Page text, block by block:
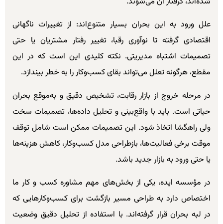
علل ورود به این بحران بسیار متنوع‌اند: از تغییرات ناگهانی
اقتصادی گرفته تا نوآوری رقبا، تغییر رفتار مشتریان یا حتی
تصمیمات اشتباه مدیریتی. نکته کلیدی این است که در این
مقطع، هرگونه تعلل می‌تواند بقای کسب‌وکار را به خطر بیندازد.
در مرحله خروج از بازار رقابت، تشخیص دقیق و به‌موقع بحران
حیاتی است. باید با واقع‌بینی و تحلیل داده‌ها، تصمیمات سخت
ولی راهگشا اتخاذ شود. این تصمیمات ممکن است شامل توقف
موقت برخی فعالیت‌ها، بازطراحی مدل کسب‌وکار، کاهش هزینه‌ها
یا حتی ورود به بازار جدید باشد.
در مؤسسه ایده، یکی از بخش‌های مهم مشاوره کسب و کار ما
اختصاص دارد به طراحی مسیر بازگشت برای کسب‌وکارهایی که
در لبه بحران قرار گرفته‌اند. با استفاده از تحلیل دقیق وضعیت